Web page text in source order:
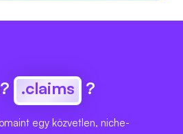
.claims ?
egy közvetlen, niche-